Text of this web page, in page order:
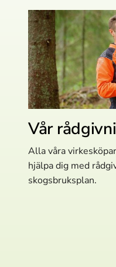
Vår
Alla våra
hjälpa dig med
skogsbruksplan.